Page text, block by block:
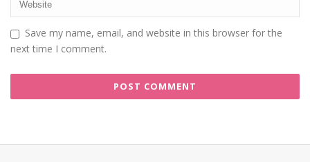
Save my name, email, and website in this browser for the
next time I comment.